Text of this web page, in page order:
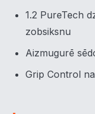
1.2 PureTech
zobsiksnu
Aizmugurē
Grip Control